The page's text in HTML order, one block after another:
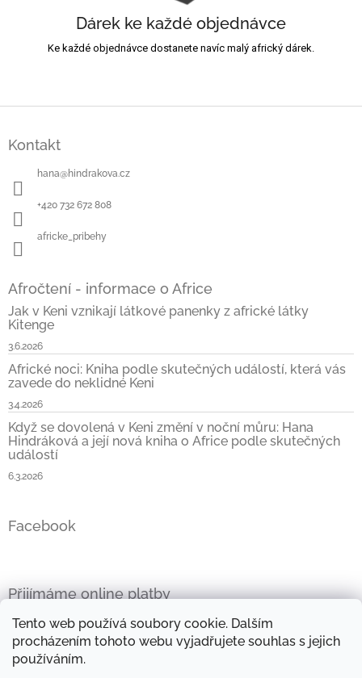
Tento web používá soubory cookie. Dalším
procházením tohoto webu vyjadřujete souhlas s jejich
používáním.
Dárek ke každé objednávce
Ke každé objednávce dostanete navíc malý africký dárek.
Kontakt
hana@hindrakova.cz
+420 732 672 808
africke_pribehy
Afročtení - informace o Africe
Jak v Keni vznikají látkové panenky z africké látky
Kitenge
3.6.2026
Africké noci: Kniha podle skutečných událostí, která vás
zavede do neklidné Keni
3.4.2026
Když se dovolená v Keni změní v noční můru: Hana
Hindráková a její nová kniha o Africe podle skutečných
událostí
6.3.2026
Facebook
Přijímáme online platby